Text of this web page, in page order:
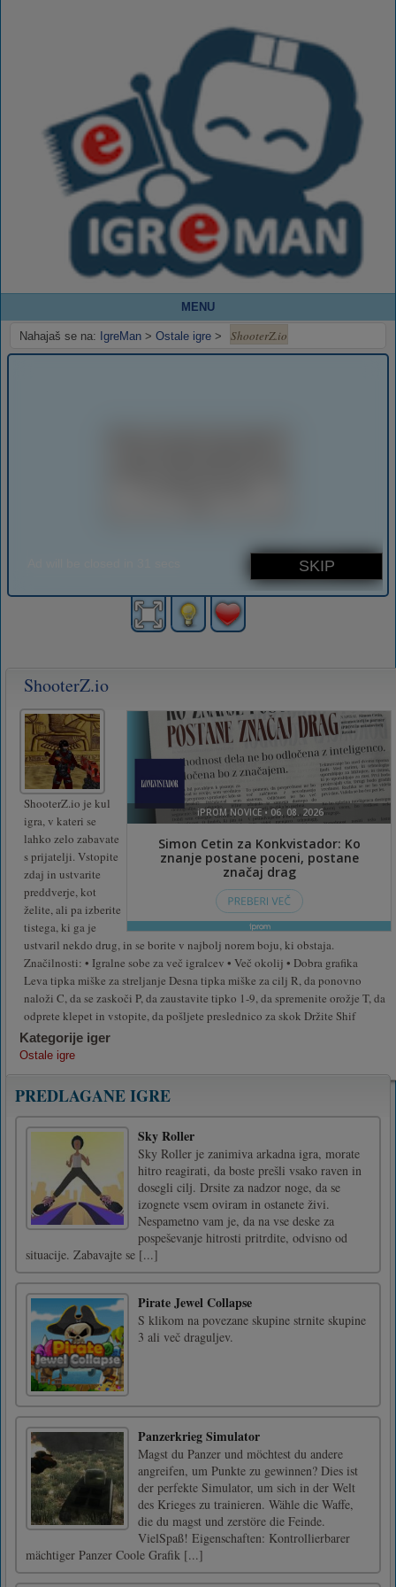
MENU
Nahajaš se na: IgreMan > Ostale igre > ShooterZ.io
ShooterZ.io
ShooterZ.io je kul
igra, v kateri se
lahko zelo zabavate
s prijatelji. Vstopite
zdaj in ustvarite
preddverje, kot
želite, ali pa izberite
tistega, ki ga je
ustvaril nekdo drug, in se borite v najbolj norem boju, ki obstaja.
Značilnosti: • Igralne sobe za več igralcev • Več okolij • Dobra grafika
Leva tipka miške za streljanje Desna tipka miške za cilj R, da ponovno
naloži C, da se zaskoči P, da zaustavite tipko 1-9, da spremenite orožje T, da
odprete klepet in vstopite, da pošljete preslednico za skok Držite Shif
Kategorije iger
Ostale igre
PREDLAGANE IGRE
Sky Roller
Sky Roller je zanimiva arkadna igra, morate
hitro reagirati, da boste prešli vsako raven in
dosegli cilj. Drsite za nadzor noge, da se
izognete vsem oviram in ostanete živi.
Nespametno vam je, da na vse deske za
pospeševanje hitrosti pritrdite, odvisno od
situacije. Zabavajte se [...]
Pirate Jewel Collapse
S klikom na povezane skupine strnite skupine
3 ali več draguljev.
Panzerkrieg Simulator
Magst du Panzer und möchtest du andere
angreifen, um Punkte zu gewinnen? Dies ist
der perfekte Simulator, um sich in der Welt
des Krieges zu trainieren. Wähle die Waffe,
die du magst und zerstöre die Feinde.
VielSpaß! Eigenschaften: Kontrollierbarer
mächtiger Panzer Coole Grafik [...]